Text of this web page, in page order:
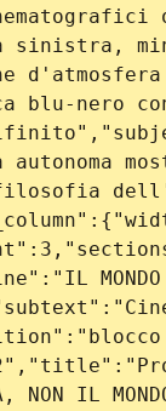
sinistra,
blu-nero
MONDO
NON IL